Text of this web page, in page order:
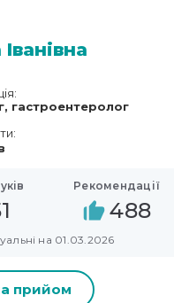
гастроентеролог
Рекомендації
488
на 01.03.2026
прийом